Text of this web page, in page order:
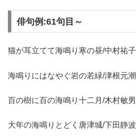
俳句例:61句目～
猫が耳立てて海鳴り寒の昼/中村祐子
海鳴りにはなやぐ岩の若緑/津根元潮
百の樹に百の海鳴り十二月/木村敏男
大年の海鳴りとどく唐津城/下田静波